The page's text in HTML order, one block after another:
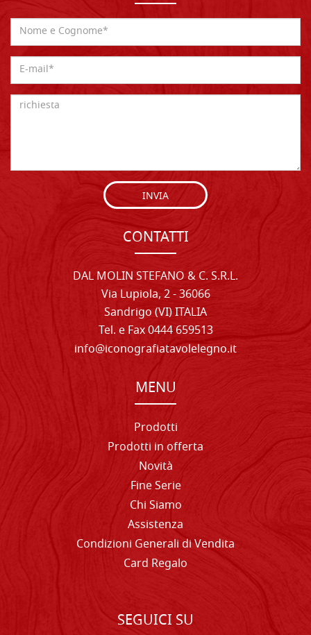
INVIA
CONTATTI
DAL MOLIN STEFANO & C. S.R.L.
Via Lupiola, 2 - 36066
Sandrigo (VI) ITALIA
Tel. e Fax 0444 659513
info@iconografiatavolelegno.it
MENU
Prodotti
Prodotti in offerta
Novità
Fine Serie
Chi Siamo
Assistenza
Condizioni Generali di Vendita
Card Regalo
SEGUICI SU